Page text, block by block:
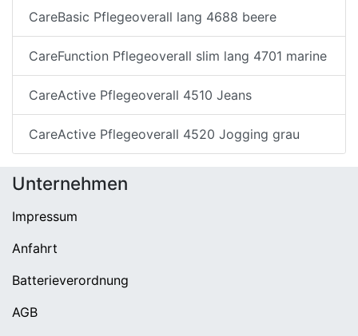
CareBasic Pflegeoverall lang 4688 beere
CareFunction Pflegeoverall slim lang 4701 marine
CareActive Pflegeoverall 4510 Jeans
CareActive Pflegeoverall 4520 Jogging grau
Unternehmen
Impressum
Anfahrt
Batterieverordnung
AGB